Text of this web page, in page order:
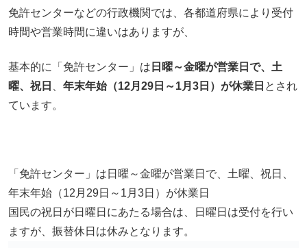
免許センターなどの行政機関では、各都道府県により受付
時間や営業時間に違いはありますが、
基本的に「免許センター」は 日曜～金曜が営業日で、土
曜、祝日
年末年始（12月29日～1月3日）が休業日 とされ
ています。
「免許センター」は日曜～金曜が営業日で、土曜、祝日、
年末年始（12月29日～1月3日）が休業日
国民の祝日が日曜日にあたる場合は、日曜日は受付を行い
ますが、振替休日は休みとなります。